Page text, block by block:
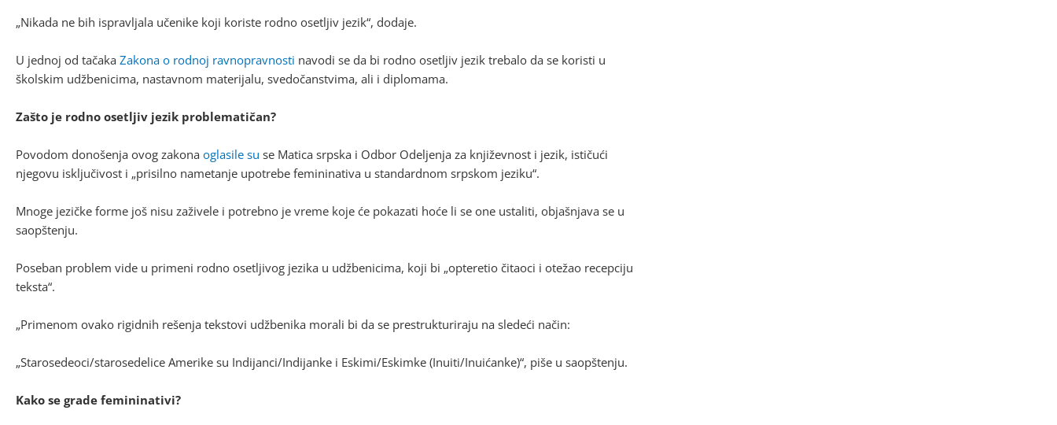
„Nikada ne bih ispravljala učenike koji koriste rodno osetljiv jezik“, dodaje.
U jednoj od tačaka Zakona o rodnoj ravnopravnosti navodi se da bi rodno osetljiv jezik trebalo da se koristi u
školskim udžbenicima, nastavnom materijalu, svedočanstvima, ali i diplomama.
Zašto je rodno osetljiv jezik problematičan?
Povodom donošenja ovog zakona oglasile su se Matica srpska i Odbor Odeljenja za književnost i jezik, ističući
njegovu isključivost i „prisilno nametanje upotrebe femininativa u standardnom srpskom jeziku“.
Mnoge jezičke forme još nisu zaživele i potrebno je vreme koje će pokazati hoće li se one ustaliti, objašnjava se u
saopštenju.
Poseban problem vide u primeni rodno osetljivog jezika u udžbenicima, koji bi „opteretio čitaoci i otežao recepciju
teksta“.
„Primenom ovako rigidnih rešenja tekstovi udžbenika morali bi da se prestrukturiraju na sledeći način:
„Starosedeoci/starosedelice Amerike su Indijanci/Indijanke i Eskimi/Eskimke (Inuiti/Inuićanke)“, piše u saopštenju.
Kako se grade femininativi?